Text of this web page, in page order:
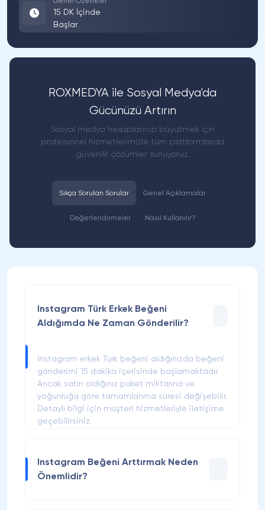
15 DK İçinde
Başlar
ROXMEDYA ile Sosyal Medya'da
Gücünüzü Artırın
Sosyal medya hesaplarınızı büyütmek için
profesyonel hizmetlerimizle tüm platformlarda
güvenilir çözümler sunuyoruz.
Sıkça Sorulan Sorular Genel Açıklamalar
Değerlendirmeler Nasıl Kullanılır?
Instagram Türk Erkek Beğeni
Aldığımda Ne Zaman Gönderilir?
Instagram erkek Türk beğeni aldığınızda beğeni
gönderimi 15 dakika içerisinde başlamaktadır.
Ancak satın aldığınız paket miktarına ve
yoğunluğa göre tamamlanma süresi değişebilir.
Detaylı bilgi için müşteri hizmetleriyle iletişime
geçebilirsiniz.
Instagram Beğeni Arttırmak Neden
Önemlidir?